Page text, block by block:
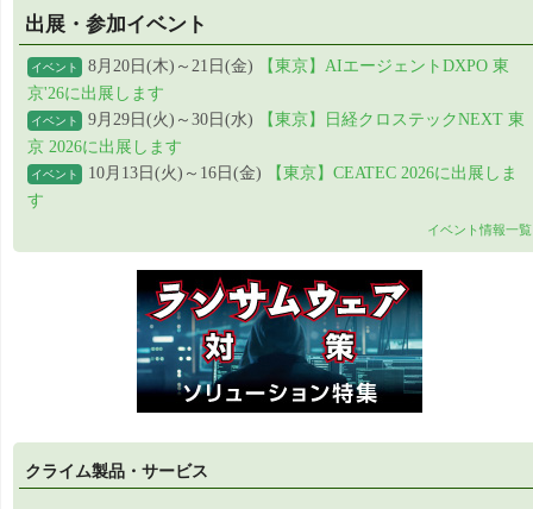
出展・参加イベント
イベント 8月20日(木)～21日(金)
【東京】AIエージェントDXPO 東
京'26に出展します
イベント 9月29日(火)～30日(水)
【東京】日経クロステックNEXT 東
京 2026に出展します
イベント 10月13日(火)～16日(金)
【東京】CEATEC 2026に出展しま
す
イベント情報一覧
クライム製品・サービス